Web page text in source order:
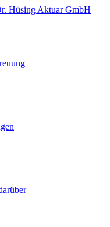
Hüsing Aktuar GmbH